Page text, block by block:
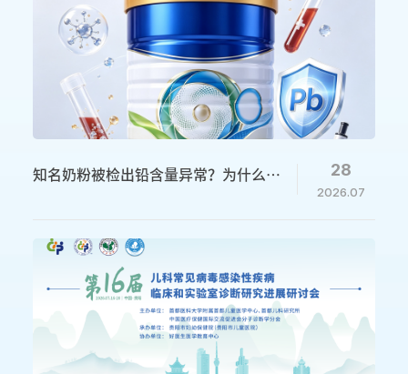
知名奶粉被检出铅含量异常？为什么儿
28
2026.07